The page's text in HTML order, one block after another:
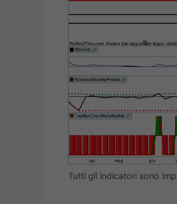
Tutti gli indicatori sono